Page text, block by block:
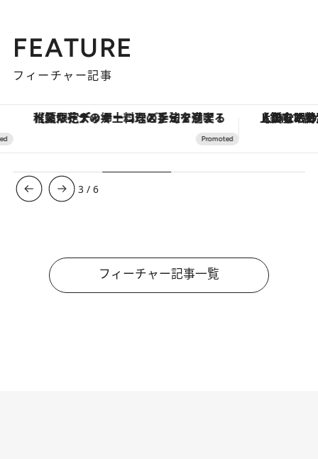
FEATURE
フィーチャー記事
【夏限定ディナーコース】旬を迎える稚鮎や花ズッキーニなどをイタリア・トスカーナの郷土料理の手法で満喫！ 【銀座で出合う最旬美容】美髪ケアや上質
3 /6
フィーチャー記事一覧